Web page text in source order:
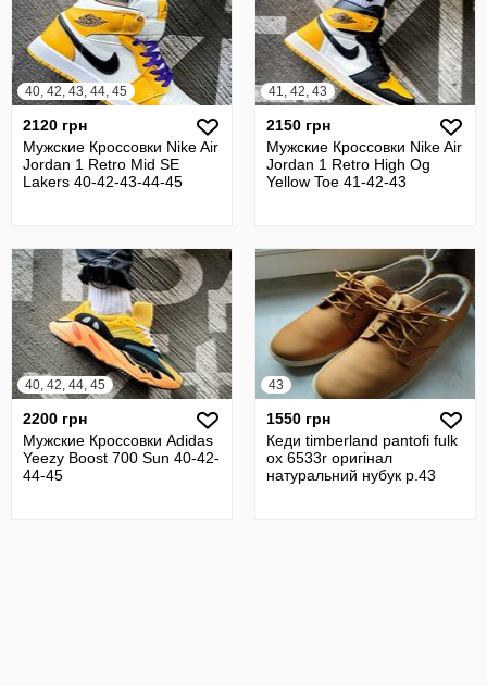
40, 42, 43, 44, 45
2120 грн
Мужские Кроссовки Nike Air
Jordan 1 Retro Mid SE
Lakers 40-42-43-44-45
41, 42, 43
2150 грн
Мужские Кроссовки Nike Air
Jordan 1 Retro High Og
Yellow Toe 41-42-43
40, 42, 44, 45
2200 грн
Мужские Кроссовки Adidas
Yeezy Boost 700 Sun 40-42-
44-45
43
1550 грн
Кеди timberland pantofi fulk
ox 6533r оригінал
натуральний нубук р.43